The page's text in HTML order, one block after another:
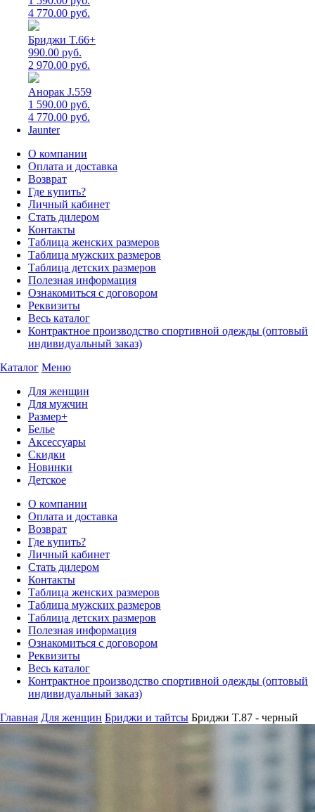
4 770.00 руб.
Бриджи T.66+
990.00 руб.
2 970.00 руб.
Анорак J.559
1 590.00 руб.
4 770.00 руб.
Jaunter
О компании
Оплата и доставка
Возврат
Где купить?
Личный кабинет
Стать дилером
Контакты
Таблица женских размеров
Таблица мужских размеров
Таблица детских размеров
Полезная информация
Ознакомиться с договором
Реквизиты
Весь каталог
Контрактное производство спортивной одежды (оптовый
индивидуальный заказ)
Каталог Меню
Для женщин
Для мужчин
Размер+
Белье
Аксессуары
Скидки
Новинки
Детское
О компании
Оплата и доставка
Возврат
Где купить?
Личный кабинет
Стать дилером
Контакты
Таблица женских размеров
Таблица мужских размеров
Таблица детских размеров
Полезная информация
Ознакомиться с договором
Реквизиты
Весь каталог
Контрактное производство спортивной одежды (оптовый
индивидуальный заказ)
Главная Для женщин Бриджи и тайтсы Бриджи T.87 - черный